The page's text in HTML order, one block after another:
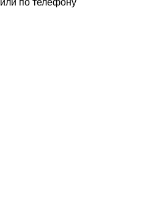
или по телефону